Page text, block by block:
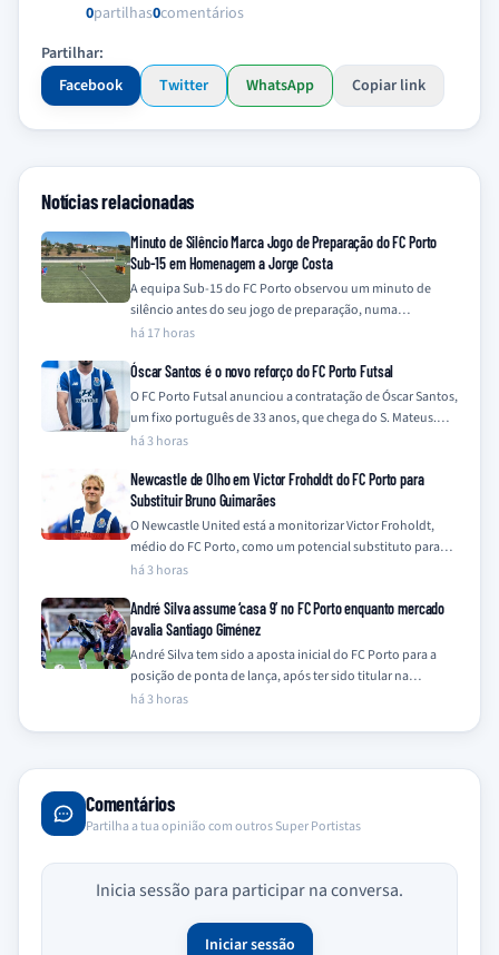
0partilhas0comentários
Partilhar:
Facebook
Twitter WhatsApp Copiar link
Notícias relacionadas
Minuto de Silêncio Marca Jogo de Preparação do FC Porto
Sub-15 em Homenagem a Jorge Costa
A equipa Sub-15 do FC Porto observou um minuto de
silêncio antes do seu jogo de preparação, numa
homenagem a Jorge Costa…
há 17 horas
Óscar Santos é o novo reforço do FC Porto Futsal
O FC Porto Futsal anunciou a contratação de Óscar Santos,
um fixo português de 33 anos, que chega do S. Mateus.
O…
há 3 horas
Newcastle de Olho em Victor Froholdt do FC Porto para
Substituir Bruno Guimarães
O Newcastle United está a monitorizar Victor Froholdt,
médio do FC Porto, como um potencial substituto para
Bruno Guimarães, que se encontra…
há 3 horas
André Silva assume ‘casa 9’ no FC Porto enquanto mercado
avalia Santiago Giménez
André Silva tem sido a aposta inicial do FC Porto para a
posição de ponta de lança, após ter sido titular na…
há 3 horas
Comentários
Partilha a tua opinião com outros Super Portistas
Inicia sessão para participar na conversa.
Iniciar sessão